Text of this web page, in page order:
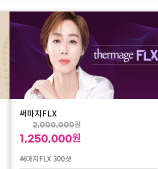
모공포텐자 1인 1회 체험가
슈링크 유니버스 오로라 앰플 추가
써마지FLX
2,000,000원
1,250,000원
써마지FLX 300샷